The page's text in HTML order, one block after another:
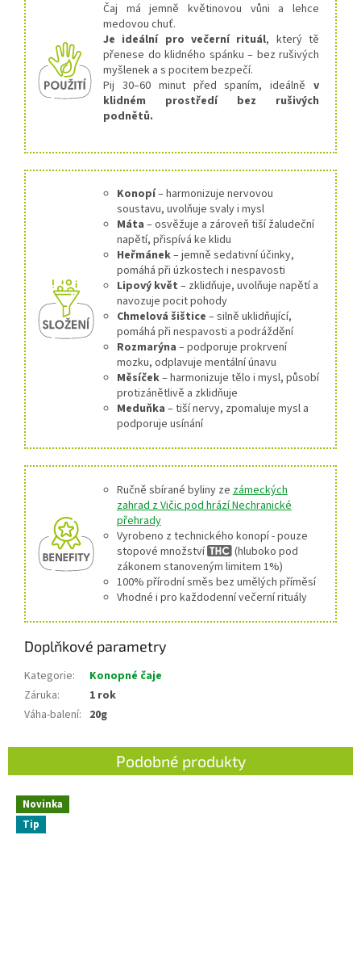
Čaj má jemně květinovou vůni a lehce
medovou chuť.
Je ideální pro večerní rituál, který tě
přenese do klidného spánku – bez rušivých
myšlenek a s pocitem bezpečí.
Pij 30–60 minut před spaním, ideálně v
klidném prostředí bez rušivých
podnětů.
Konopí– harmonizuje nervovou
soustavu, uvolňuje svaly i mysl
Máta – osvěžuje a zároveň tiší žaludeční
napětí, přispívá ke klidu
Heřmánek– jemně sedativní účinky,
pomáhá při úzkostech i nespavosti
Lipový květ – zklidňuje, uvolňuje napětí a
navozuje pocit pohody
Chmelová šištice – silně uklidňující,
pomáhá při nespavosti a podráždění
Rozmarýna – podporuje prokrvení
mozku, odplavuje mentální únavu
Měsíček– harmonizuje tělo i mysl, působí
protizánětlivě a zklidňuje
Meduňka – tiší nervy, zpomaluje mysl a
podporuje usínání
Ručně sbírané byliny ze zámeckých
zahrad z Vičic pod hrází Nechranické
přehrady
Vyrobeno z technického konopí - pouze
stopové množství
(hluboko pod
zákonem stanoveným limitem 1%)
100% přírodní směs bez umělých příměsí
Vhodné i pro každodenní večerní rituály
Doplňkové parametry
Kategorie:
Konopné čaje
Záruka:
1 rok
Váha-balení: 20g
Novinka
Tip